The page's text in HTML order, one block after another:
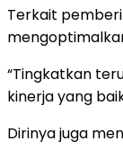
Terkait
“Tingkatkan
kinerja yang
Dirinya juga